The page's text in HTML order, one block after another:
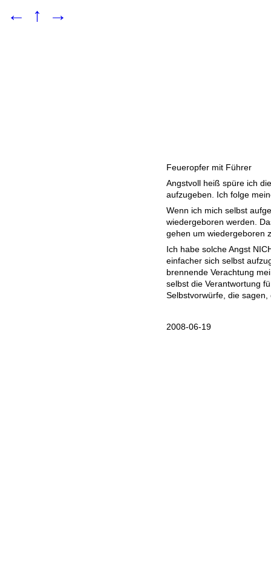
← ↑ →
Feueropfer mit Führer
Angstvoll heiß spüre ich
aufzugeben. Ich folge
Wenn ich mich selbst
wiedergeboren werden.
gehen um wiedergeboren
Ich habe solche Angst
einfacher sich selbst
brennende Verachtung
selbst die Verantwortung
Selbstvorwürfe, die
2008-06-19